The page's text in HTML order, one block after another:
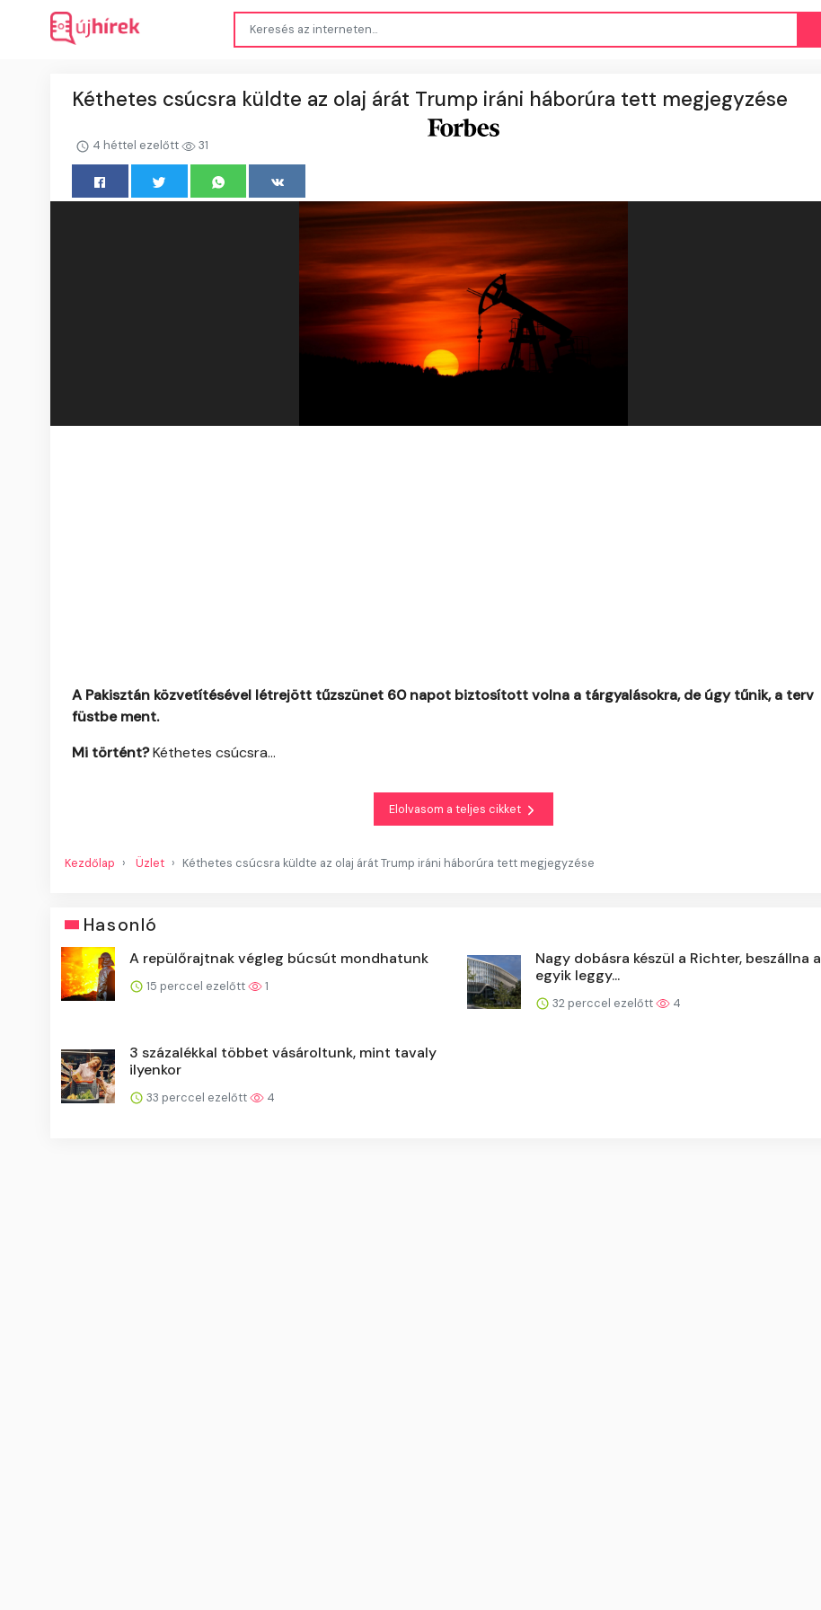
Kéthetes csúcsra küldte az olaj árát Trump iráni háborúra tett megjegyzése
4 héttel ezelőtt 31
A Pakisztán közvetítésével létrejött tűzszünet 60 napot biztosított volna a tárgyalásokra, de úgy tűnik, a terv
füstbe ment.
Mi történt?Kéthetes csúcsra...
Elolvasom a teljes cikket
Kezdőlap Üzlet Kéthetes csúcsra küldte az olaj árát Trump iráni háborúra tett megjegyzése
Hasonló
A repülőrajtnak végleg búcsút mondhatunk
15 perccel ezelőtt 1
Nagy dobásra készül a Richter, beszállna
egyik leggy...
32 perccel ezelőtt 4
3 százalékkal többet vásároltunk, mint tavaly
ilyenkor
33 perccel ezelőtt 4